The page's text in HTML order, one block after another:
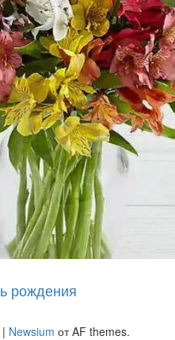
рождения
| Newsium от AF themes.